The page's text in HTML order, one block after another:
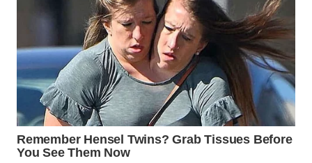
WN
CIREBON
WN
INDRAMAYU